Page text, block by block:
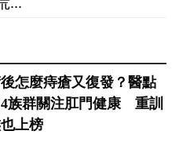
怎麼痔瘡又復發？醫點
族群關注肛門健康 重訓
上榜